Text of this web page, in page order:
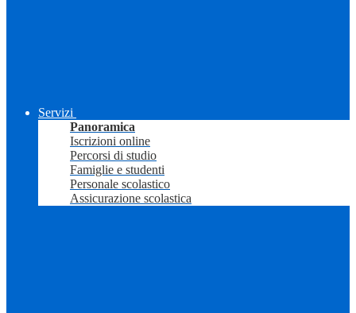
Servizi
Panoramica
Iscrizioni online
Percorsi di studio
Famiglie e studenti
Personale scolastico
Assicurazione scolastica